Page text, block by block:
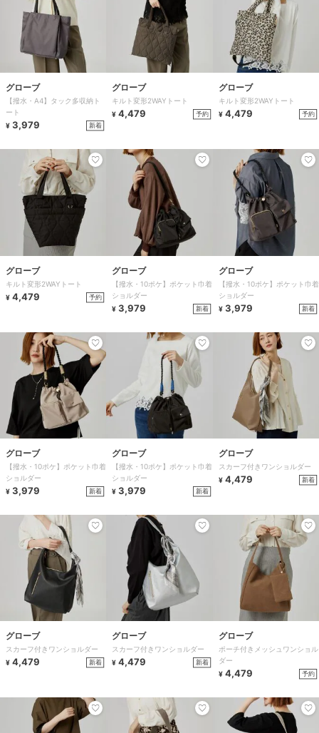
グローブ
【撥水・A4】タック多収納ト
ート
¥ 3,979 新着
グローブ
キルト変形2WAYトート
¥ 4,479 予約
グローブ
キルト変形2WAYトート
¥ 4,479 予約
グローブ
キルト変形2WAYトート
¥ 4,479 予約
グローブ
【撥水・10ポケ】ポケット巾着
ショルダー
¥ 3,979 新着
グローブ
【撥水・10ポケ】ポケット巾着
ショルダー
¥ 3,979 新着
グローブ
【撥水・10ポケ】ポケット巾着
ショルダー
¥ 3,979 新着
グローブ
【撥水・10ポケ】ポケット巾着
ショルダー
¥ 3,979 新着
グローブ
スカーフ付きワンショルダー
¥ 4,479 新着
グローブ
スカーフ付きワンショルダー
¥ 4,479 新着
グローブ
スカーフ付きワンショルダー
¥ 4,479 新着
グローブ
ポーチ付きメッシュワンショル
ダー
¥ 4,479 予約